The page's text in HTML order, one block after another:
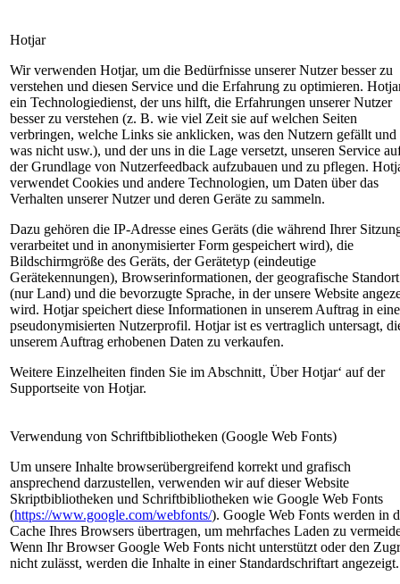
Hotjar
Wir verwenden Hotjar, um die Bedürfnisse unserer Nutzer besser zu
verstehen und diesen Service und die Erfahrung zu optimieren.
ein Technologiedienst, der uns hilft, die Erfahrungen unserer Nutzer
besser zu verstehen (z. B. wie viel Zeit sie auf welchen Seiten
verbringen, welche Links sie anklicken, was den Nutzern gefällt und
was nicht usw.), und der uns in die Lage versetzt, unseren Service
der Grundlage von Nutzerfeedback aufzubauen und zu pflegen.
verwendet Cookies und andere Technologien, um Daten über das
Verhalten unserer Nutzer und deren Geräte zu sammeln.
Dazu gehören die IP-Adresse eines Geräts (die während Ihrer
verarbeitet und in anonymisierter Form gespeichert wird), die
Bildschirmgröße des Geräts, der Gerätetyp (eindeutige
Gerätekennungen), Browserinformationen, der geografische Standort
(nur Land) und die bevorzugte Sprache, in der unsere Website
wird. Hotjar speichert diese Informationen in unserem Auftrag in
pseudonymisierten Nutzerprofil. Hotjar ist es vertraglich untersagt,
unserem Auftrag erhobenen Daten zu verkaufen.
Weitere Einzelheiten finden Sie im Abschnitt‚ Über Hotjar‘ auf der
Supportseite von Hotjar.
Verwendung von Schriftbibliotheken (Google Web Fonts)
Um unsere Inhalte browserübergreifend korrekt und grafisch
ansprechend darzustellen, verwenden wir auf dieser Website
Skriptbibliotheken und Schriftbibliotheken wie Google Web Fonts
(https://www.google.com/webfonts/). Google Web Fonts werden in
Cache Ihres Browsers übertragen, um mehrfaches Laden zu
Wenn Ihr Browser Google Web Fonts nicht unterstützt oder den
nicht zulässt, werden die Inhalte in einer Standardschriftart angezeigt.